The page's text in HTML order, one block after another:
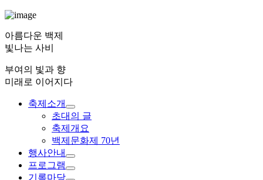
아름다운 백제
빛나는 사비
부여의 빛과 향
미래로 이어지다
축제소개
초대의 글
축제개요
백제문화제 70년
행사안내
프로그램
기록마당